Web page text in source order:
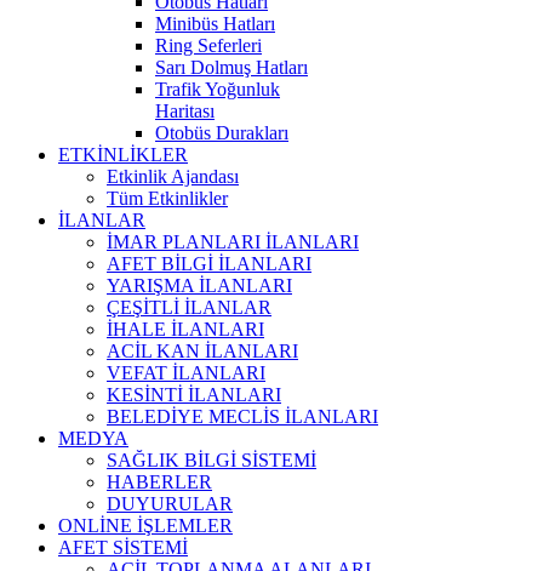
Minibüs Hatları
Ring Seferleri
Sarı Dolmuş Hatları
Trafik Yoğunluk
Haritası
Otobüs Durakları
ETKİNLİKLER
Etkinlik Ajandası
Tüm Etkinlikler
İLANLAR
İMAR PLANLARI İLANLARI
AFET BİLGİ İLANLARI
YARIŞMA İLANLARI
ÇEŞİTLİ İLANLAR
İHALE İLANLARI
ACİL KAN İLANLARI
VEFAT İLANLARI
KESİNTİ İLANLARI
BELEDİYE MECLİS İLANLARI
MEDYA
SAĞLIK BİLGİ SİSTEMİ
HABERLER
DUYURULAR
ONLİNE İŞLEMLER
AFET SİSTEMİ